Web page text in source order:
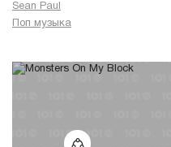
Sean Paul
Поп музыка